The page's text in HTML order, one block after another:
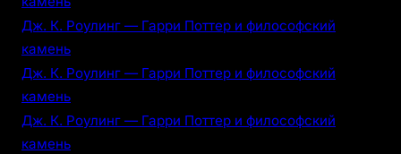
Дж. К. Роулинг — Гарри Поттер и философский
камень
Дж. К. Роулинг — Гарри Поттер и философский
камень
Дж. К. Роулинг — Гарри Поттер и философский
камень